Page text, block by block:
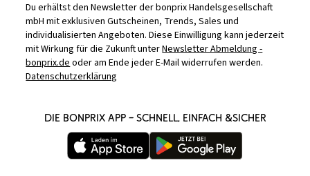
Du erhältst den Newsletter der bonprix Handelsgesellschaft
mbH mit exklusiven Gutscheinen, Trends, Sales und
individualisierten Angeboten. Diese Einwilligung kann jederzeit
mit Wirkung für die Zukunft unterNewsletter Abmeldung -
bonprix.deoder am Ende jeder E-Mail widerrufen werden.
Datenschutzerklärung
DIE BONPRIX APP – SCHNELL, EINFACH &SICHER